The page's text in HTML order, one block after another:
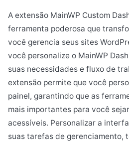
A extensão MainWP Custom
ferramenta poderosa que
você gerencia seus sites
você personalize o MainWP
suas necessidades e fluxo de
extensão permite que você
painel, garantindo que as
mais importantes para você
acessíveis. Personalizar a
suas tarefas de gerenciamento,